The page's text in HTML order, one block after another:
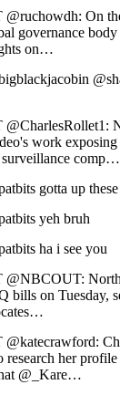
@ruchowdh: On
governance
on…
@CharlesRollet1:
work exposing
comp…
gotta up
yeh bruh
ha i see you
@NBCOUT:
bills on Tuesday,
@katecrawford:
research her
@_Kare…